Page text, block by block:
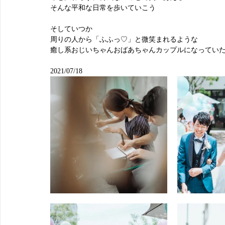
そんな平和な日常を歩いていこう
そしていつか
周りの人から「ふふっ♡」と微笑まれるような
癒し系おじいちゃんおばあちゃんカップルになってい
2021/07/18